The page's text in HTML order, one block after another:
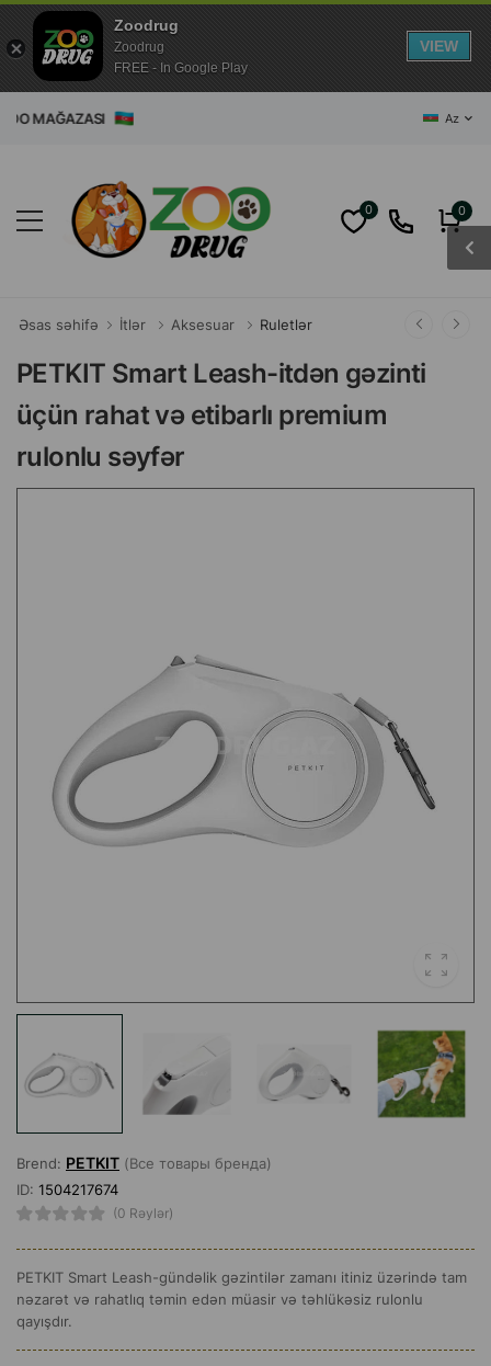
Az
0 0
Əsas səhifə İtlər Aksesuar Ruletlər
PETKIT Smart Leash-itdən gəzinti
üçün rahat və etibarlı premium
rulonlu səyfər
Brend: PETKIT (Все товары бренда)
ID: 1504217674
(0 Rəylər)
PETKIT Smart Leash-gündəlik gəzintilər zamanı itiniz üzərində tam
nəzarət və rahatlıq təmin edən müasir və təhlükəsiz rulonlu
qayışdır.
Zoodrug
Zoodrug
FREE - In Google Play
VIEW